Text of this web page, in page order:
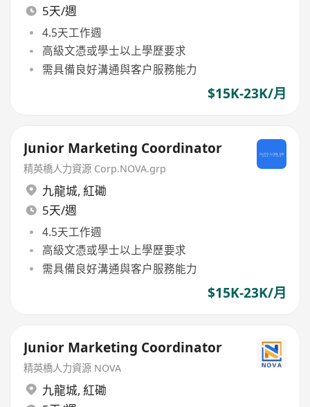
5天/週
4.5天工作週
高級文憑或學士以上學歷要求
需具備良好溝通與客户服務能力
$15K-23K/月
Junior Marketing Coordinator
精英橋人力資源 Corp.NOVA.grp
九龍城, 紅磡
5天/週
4.5天工作週
高級文憑或學士以上學歷要求
需具備良好溝通與客户服務能力
$15K-23K/月
Junior Marketing Coordinator
精英橋人力資源 NOVA
九龍城, 紅磡